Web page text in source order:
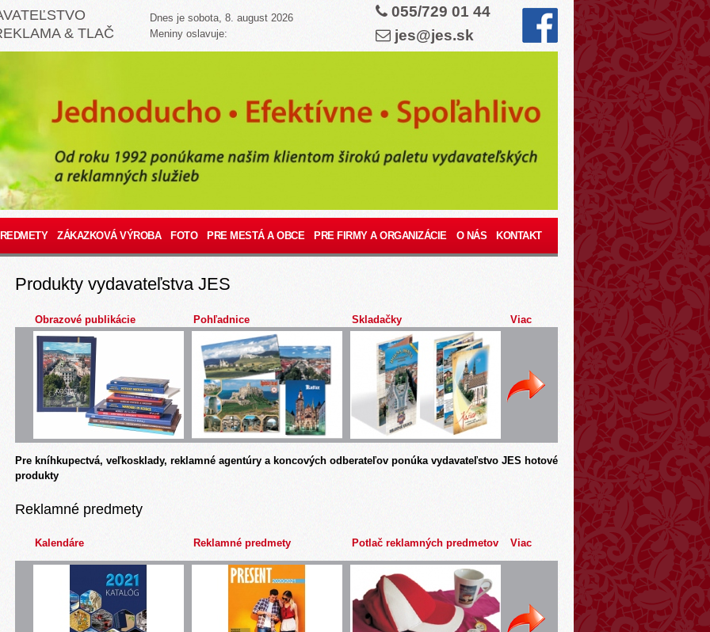
& TLAČ
Dnes je sobota, 8. august 2026
Meniny oslavuje:
055/729 01 44
jes@jes.sk
ZÁKAZKOVÁ VÝROBA FOTO PRE MESTÁ A OBCE PRE FIRMY A ORGANIZÁCIE O NÁS KONTAKT
Produkty vydavateľstva JES
Obrazové publikácie Pohľadnice Skladačky Viac
Pre kníhkupectvá, veľkosklady, reklamné agentúry a koncových odberateľov ponúka vydavateľstvo JES hotové
produkty
Reklamné predmety
Kalendáre Reklamné predmety Potlač reklamných predmetov Viac